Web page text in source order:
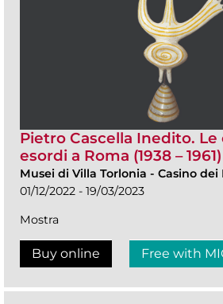
Pietro Cascella Inedito.
esordi a Roma (1938 – 1961)
Musei di Villa Torlonia - Casino dei
01/12/2022 - 19/03/2023
Mostra
Buy online Free with